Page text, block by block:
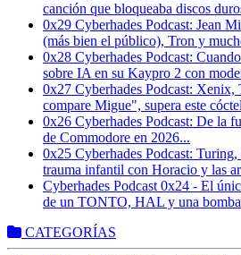
canción que bloqueaba discos
0x29 Cyberhades Podcast: Jean
(más bien el público), Tron y
0x28 Cyberhades Podcast:
sobre IA en su Kaypro 2 con
0x27 Cyberhades Podcast:
compare Migue", supera este
0x26 Cyberhades Podcast: De la
de Commodore en 2026...
0x25 Cyberhades Podcast:
trauma infantil con Horacio y las
Cyberhades Podcast 0x24 - El
de un TONTO, HAL y una
CATEGORÍAS